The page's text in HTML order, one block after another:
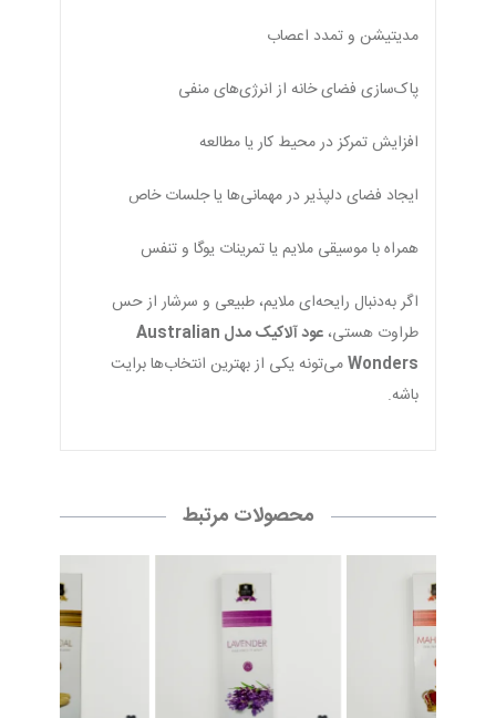
مدیتیشن و تمدد اعصاب
پاک‌سازی فضای خانه از انرژی‌های منفی
افزایش تمرکز در محیط کار یا مطالعه
ایجاد فضای دلپذیر در مهمانی‌ها یا جلسات خاص
همراه با موسیقی ملایم یا تمرینات یوگا و تنفس
اگر به‌دنبال رایحه‌ای ملایم، طبیعی و سرشار از حس
طراوت هستی،
عود آلاکیک مدل Australian
Wondersمی‌تونه یکی از بهترین انتخاب‌ها برایت
باشه.
محصولات مرتبط